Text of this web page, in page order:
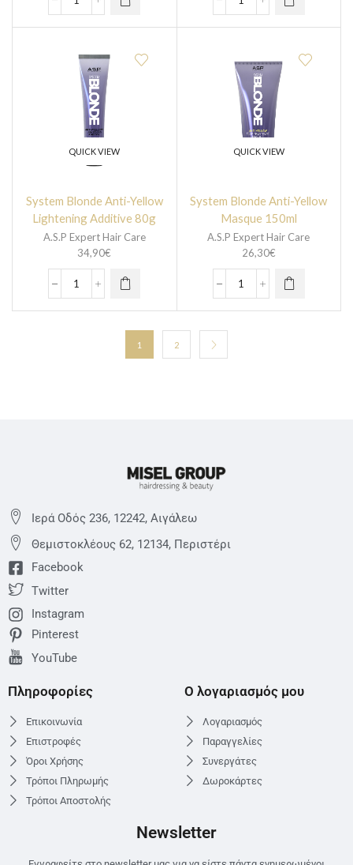
QUICK VIEW
System Blonde Anti-Yellow
Lightening Additive 80g
A.S.P Expert Hair Care
34,90€
QUICK VIEW
System Blonde Anti-Yellow
Masque 150ml
A.S.P Expert Hair Care
26,30€
1 2
Ιερά Οδός 236, 12242, Αιγάλεω
Θεμιστoκλέους 62, 12134, Περιστέρι
Facebook
Twitter
Instagram
Pinterest
YouTube
Πληροφορίες
Επικοινωνία
Επιστροφές
Όροι Χρήσης
Τρόποι Πληρωμής
Τρόποι Αποστολής
Ο λογαριασμός μου
Λογαριασμός
Παραγγελίες
Συνεργάτες
Δωροκάρτες
Newsletter